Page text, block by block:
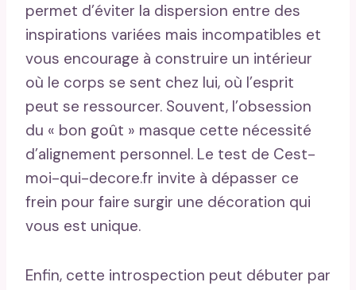
permet d’éviter la dispersion entre des
inspirations variées mais incompatibles et
vous encourage à construire un intérieur
où le corps se sent chez lui, où l’esprit
peut se ressourcer. Souvent, l’obsession
du « bon goût » masque cette nécessité
d’alignement personnel. Le test de Cest-
moi-qui-decore.fr invite à dépasser ce
frein pour faire surgir une décoration qui
vous est unique.
Enfin, cette introspection peut débuter par